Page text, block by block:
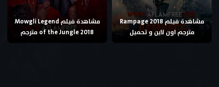
مشاهدة فيلم Rampage 2018
مترجم اون لاين و تحميل
مشاهدة فيلم Mowgli Legend
of the Jungle 2018 مترجم